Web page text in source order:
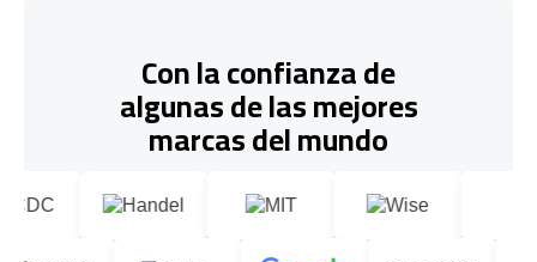
Con la confianza de
algunas de las mejores
marcas del mundo